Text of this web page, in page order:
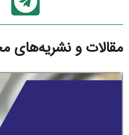
مقالات و نشریه‌های